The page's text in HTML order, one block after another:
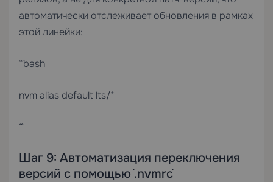
автоматически отслеживает обновления в рамках
этой линейки:
“`bash
nvm alias default lts/*
“`
Шаг 9: Автоматизация переключения
версий с помощью `.nvmrc`